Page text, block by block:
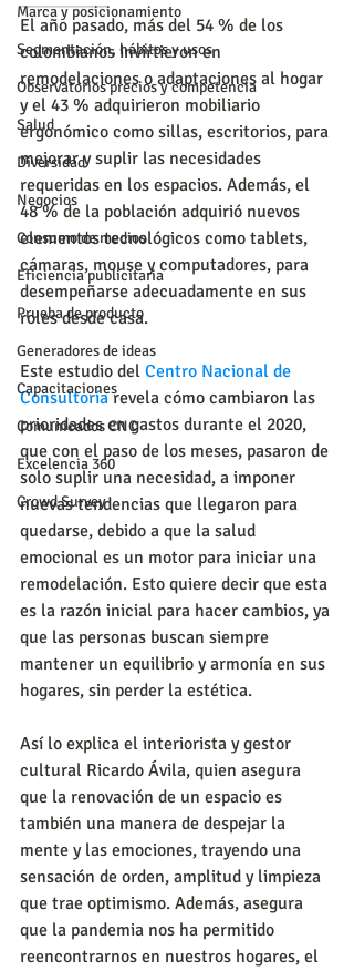
Marca y posicionamiento
Segmentación, hábitos y usos
Observatorios precios y competencia
Salud
Diversidad
Negocios
Consumo de medios
Eficiencia publicitaria
Prueba de producto
Generadores de ideas
Capacitaciones
Comunicados CNC
Excelencia 360
Crowd Survey
El año pasado, más del 54 % de los
colombianos invirtieron en
remodelaciones o adaptaciones al hogar
y el 43 % adquirieron mobiliario
ergonómico como sillas, escritorios, para
mejorar y suplir las necesidades
requeridas en los espacios. Además, el
48 % de la población adquirió nuevos
elementos tecnológicos como tablets,
cámaras, mouse y computadores, para
desempeñarse adecuadamente en sus
roles desde casa.
Este estudio del Centro Nacional de
Consultoría revela cómo cambiaron las
prioridades en gastos durante el 2020,
que con el paso de los meses, pasaron de
solo suplir una necesidad, a imponer
nuevas tendencias que llegaron para
quedarse, debido a que la salud
emocional es un motor para iniciar una
remodelación. Esto quiere decir que esta
es la razón inicial para hacer cambios, ya
que las personas buscan siempre
mantener un equilibrio y armonía en sus
hogares, sin perder la estética.
Así lo explica el interiorista y gestor
cultural Ricardo Ávila, quien asegura
que la renovación de un espacio es
también una manera de despejar la
mente y las emociones, trayendo una
sensación de orden, amplitud y limpieza
que trae optimismo. Además, asegura
que la pandemia nos ha permitido
reencontrarnos en nuestros hogares, el